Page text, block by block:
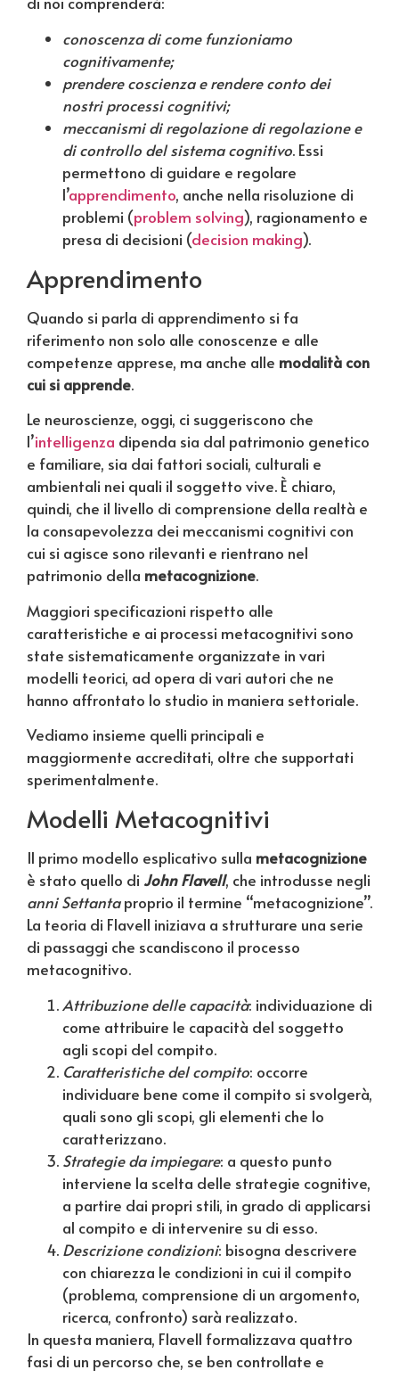
conoscenza di come funzioniamo
cognitivamente;
prendere coscienza e rendere conto dei
nostri processi cognitivi;
meccanismi di regolazione di regolazione e
di controllo del sistema cognitivo. Essi
permettono di guidare e regolare
l’apprendimento, anche nella risoluzione di
problemi (problem solving), ragionamento e
presa di decisioni (decision making).
Apprendimento
Quando si parla di apprendimento si fa
riferimento non solo alle conoscenze e alle
competenze apprese, ma anche alle modalità con
cui si apprende.
Le neuroscienze, oggi, ci suggeriscono che
l’intelligenza dipenda sia dal patrimonio genetico
e familiare, sia dai fattori sociali, culturali e
ambientali nei quali il soggetto vive. È chiaro,
quindi, che il livello di comprensione della realtà e
la consapevolezza dei meccanismi cognitivi con
cui si agisce sono rilevanti e rientrano nel
patrimonio della metacognizione.
Maggiori specificazioni rispetto alle
caratteristiche e ai processi metacognitivi sono
state sistematicamente organizzate in vari
modelli teorici, ad opera di vari autori che ne
hanno affrontato lo studio in maniera settoriale.
Vediamo insieme quelli principali e
maggiormente accreditati, oltre che supportati
sperimentalmente.
Modelli Metacognitivi
Il primo modello esplicativo sulla metacognizione
è stato quello di John Flavell, che introdusse negli
anni Settantaproprio il termine “metacognizione”.
La teoria di Flavell iniziava a strutturare una serie
di passaggi che scandiscono il processo
metacognitivo.
Attribuzione delle capacità: individuazione di
come attribuire le capacità del soggetto
agli scopi del compito.
Caratteristiche del compito: occorre
individuare bene come il compito si svolgerà,
quali sono gli scopi, gli elementi che lo
caratterizzano.
Strategie da impiegare: a questo punto
interviene la scelta delle strategie cognitive,
a partire dai propri stili, in grado di applicarsi
al compito e di intervenire su di esso.
Descrizione condizioni: bisogna descrivere
con chiarezza le condizioni in cui il compito
(problema, comprensione di un argomento,
ricerca, confronto) sarà realizzato.
In questa maniera, Flavell formalizzava quattro
fasi di un percorso che, se ben controllate e